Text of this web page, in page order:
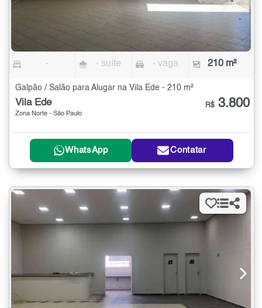
- - suíte - vaga 210 m²
Galpão / Salão para Alugar na Vila Ede - 210 m²
Vila Ede
Zona Norte - São Paulo
R$ 3.800
WhatsApp Contatar